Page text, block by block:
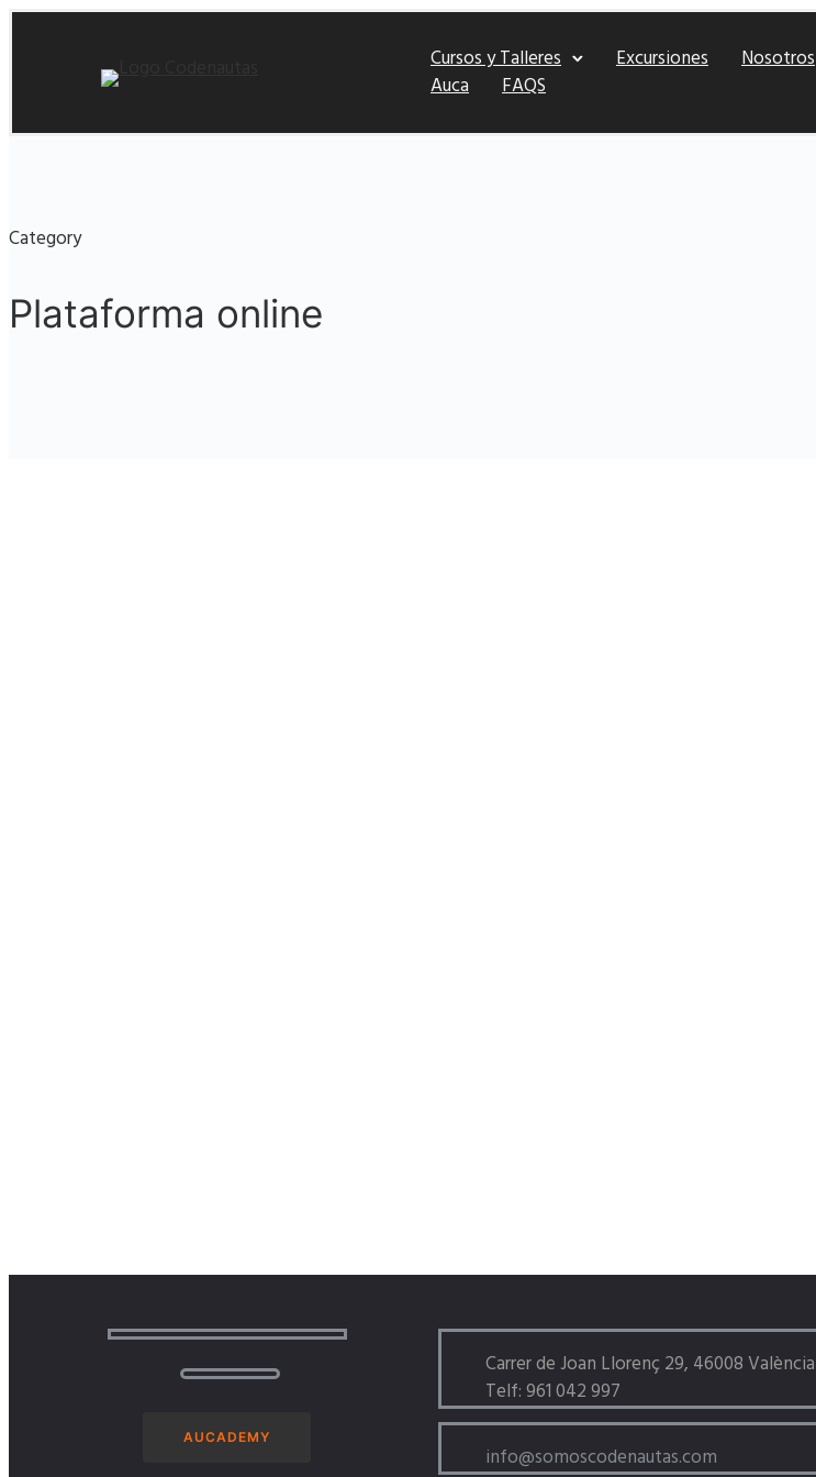
Cursos y Talleres Excursiones Nosotros
Auca
FAQS
Category
Plataforma online
AUCADEMY
Carrer de Joan Llorenç 29, 46008 València
Telf: 961 042 997
info@somoscodenautas.com